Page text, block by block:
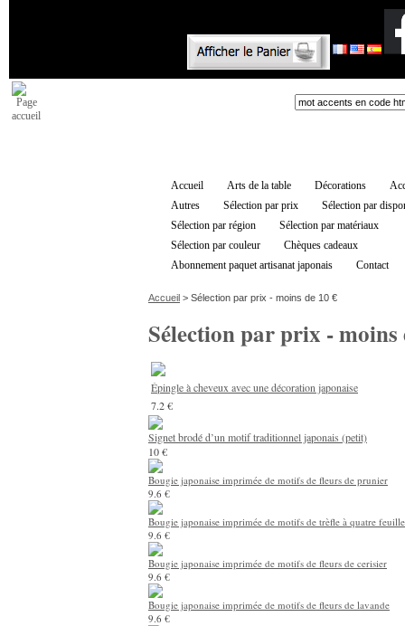
Accueil Arts de la table Décorations
Autres
Sélection par prix
Sélection par
Sélection par région
Sélection par matériaux
Sélection par couleur
Chèques cadeaux
Abonnement paquet artisanat japonais
Contact
Accueil > Sélection par prix - moins de 10 €
Sélection par prix - moins
Épingle à cheveux avec une décoration japonaise
7.2 €
Signet brodé d’un motif traditionnel japonais (petit)
10 €
Bougie japonaise imprimée de motifs de fleurs de prunier
9.6 €
Bougie japonaise imprimée de motifs de trèfle à quatre
9.6 €
Bougie japonaise imprimée de motifs de fleurs de cerisier
9.6 €
Bougie japonaise imprimée de motifs de fleurs de lavande
9.6 €